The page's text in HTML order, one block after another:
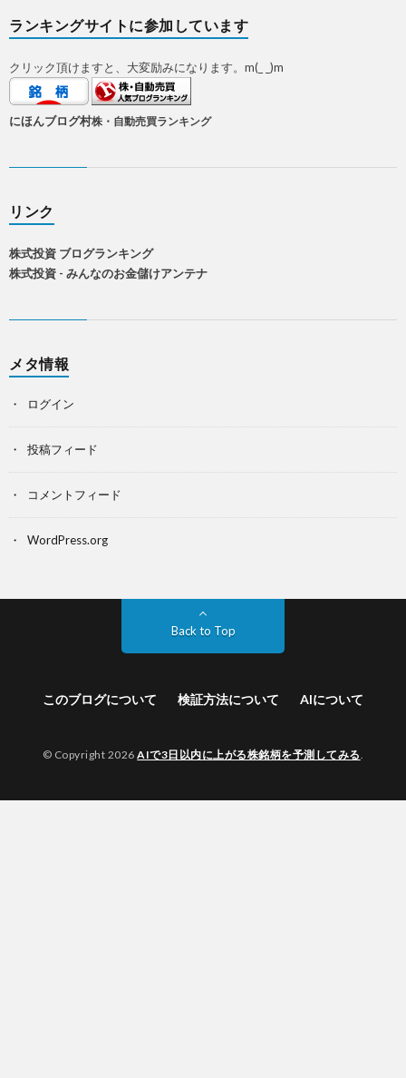
ランキングサイトに参加しています
クリック頂けますと、大変励みになります。m(_ _)m
にほんブログ村株・自動売買ランキング
リンク
株式投資 ブログランキング
株式投資 - みんなのお金儲けアンテナ
メタ情報
ログイン
投稿フィード
コメントフィード
WordPress.org
Back to Top
このブログについて 検証方法について AIについて
© Copyright 2026AIで3日以内に上がる株銘柄を予測してみる.